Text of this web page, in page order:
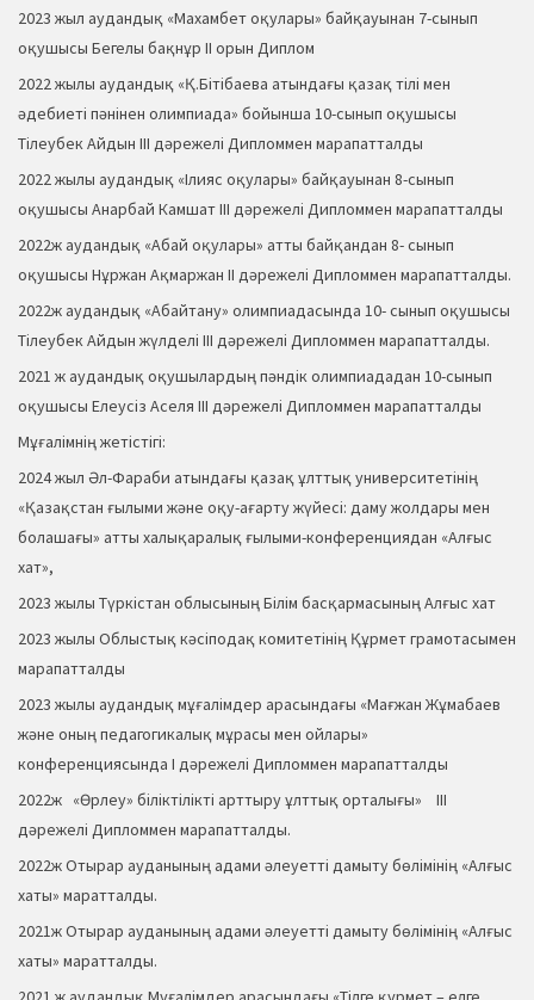
2023 жыл аудандық «Махамбет оқулары» байқауынан 7-сынып
оқушысы Бегелы бақнұр ІІ орын Диплом
2022 жылы аудандық «Қ.Бітібаева атындағы қазақ тілі мен
әдебиеті пәнінен олимпиада» бойынша 10-сынып оқушысы
Тілеубек Айдын ІІІ дәрежелі Дипломмен марапатталды
2022 жылы аудандық «Ілияс оқулары» байқауынан 8-сынып
оқушысы Анарбай Камшат ІІІ дәрежелі Дипломмен марапатталды
2022ж аудандық «Абай оқулары» атты байқандан 8- сынып
оқушысы Нұржан Ақмаржан ІІ дәрежелі Дипломмен марапатталды.
2022ж аудандық «Абайтану» олимпиадасында 10- сынып оқушысы
Тілеубек Айдын жүлделі ІІI дәрежелі Дипломмен марапатталды.
2021 ж аудандық оқушылардың пәндік олимпиададан 10-сынып
оқушысы Елеусіз Аселя ІІІ дәрежелі Дипломмен марапатталды
Мұғалімнің жетістігі:
2024 жыл Әл-Фараби атындағы қазақ ұлттық университетінің
«Қазақстан ғылыми және оқу-ағарту жүйесі: даму жолдары мен
болашағы» атты халықаралық ғылыми-конференциядан «Алғыс
хат»,
2023 жылы Түркістан облысының Білім басқармасының Алғыс хат
2023 жылы Облыстық кәсіподақ комитетінің Құрмет грамотасымен
марапатталды
2023 жылы аудандық мұғалімдер арасындағы «Мағжан Жұмабаев
және оның педагогикалық мұрасы мен ойлары»
конференциясында І дәрежелі Дипломмен марапатталды
2022ж «Өрлеу» біліктілікті арттыру ұлттық орталығы» ІІІ
дәрежелі Дипломмен марапатталды.
2022ж Отырар ауданының адами әлеуетті дамыту бөлімінің «Алғыс
хаты» маратталды.
2021ж Отырар ауданының адами әлеуетті дамыту бөлімінің «Алғыс
хаты» маратталды.